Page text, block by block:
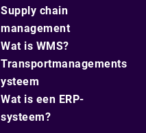
Supply chain
management
Wat is WMS?
Transportmanagements
ysteem
Wat is een ERP-
systeem?